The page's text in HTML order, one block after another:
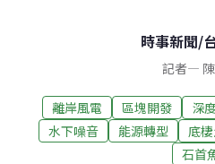
時事新聞/
記者—
離岸風電 區塊開發 深
水下噪音
能源轉型 底
石首